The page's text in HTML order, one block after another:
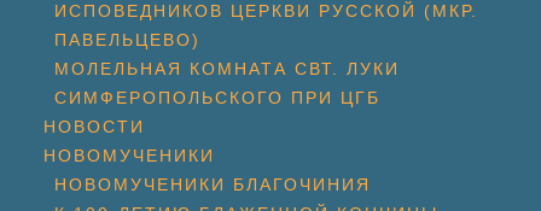
ИСПОВЕДНИКОВ ЦЕРКВИ РУССКОЙ (МКР.
ПАВЕЛЬЦЕВО)
МОЛЕЛЬНАЯ КОМНАТА СВТ. ЛУКИ
СИМФЕРОПОЛЬСКОГО ПРИ ЦГБ
НОВОСТИ
НОВОМУЧЕНИКИ
НОВОМУЧЕНИКИ БЛАГОЧИНИЯ